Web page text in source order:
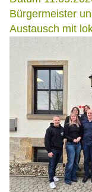
Bürgermeister
Austausch mit